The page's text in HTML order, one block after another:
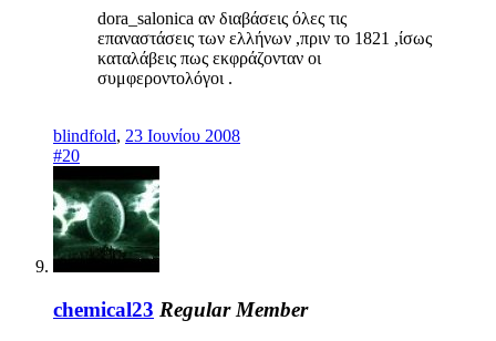
dora_salonica αν διαβάσεις όλες τις
επαναστάσεις των ελλήνων ,πριν το 1821 ,ίσως
καταλάβεις πως εκφράζονταν οι
συμφεροντολόγοι .
blindfold, 23 Ιουνίου 2008
#20
chemical23 Regular Member